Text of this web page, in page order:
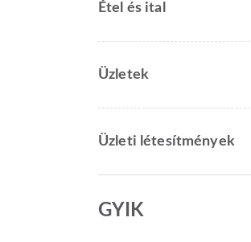
Étel és ital
Üzletek
Üzleti létesítmények
GYIK